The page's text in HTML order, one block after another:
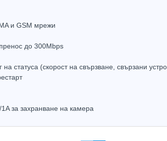
и GSM мрежи
до 300Mbps
статуса (скорост на свързване, свързани
за захранване на камера